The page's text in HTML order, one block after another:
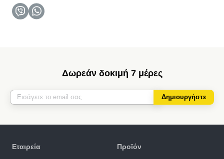
Δωρεάν δοκιμή 7 μέρες
Δημιουργήστε
Εταιρεία Προϊόν